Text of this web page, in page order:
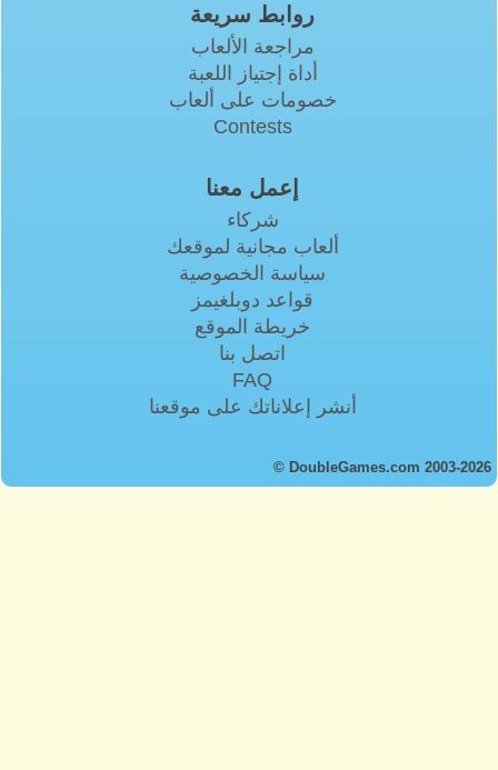
روابط سريعة
مراجعة الألعاب
أداة إجتياز اللعبة
خصومات على ألعاب
Contests
إعمل معنا
شركاء
ألعاب مجانية لموقعك
سياسة الخصوصية
قواعد دوبلغيمز
خريطة الموقع
اتصل بنا
FAQ
أنشر إعلاناتك على موقعنا
© DoubleGames.com 2003-2026